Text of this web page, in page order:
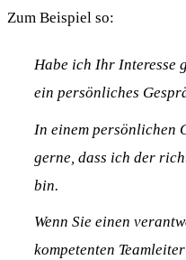
Zum Beispiel so:
Habe ich Ihr Interesse
ein persönliches
In einem persönlichen
gerne, dass ich der
bin.
Wenn Sie einen
kompetenten